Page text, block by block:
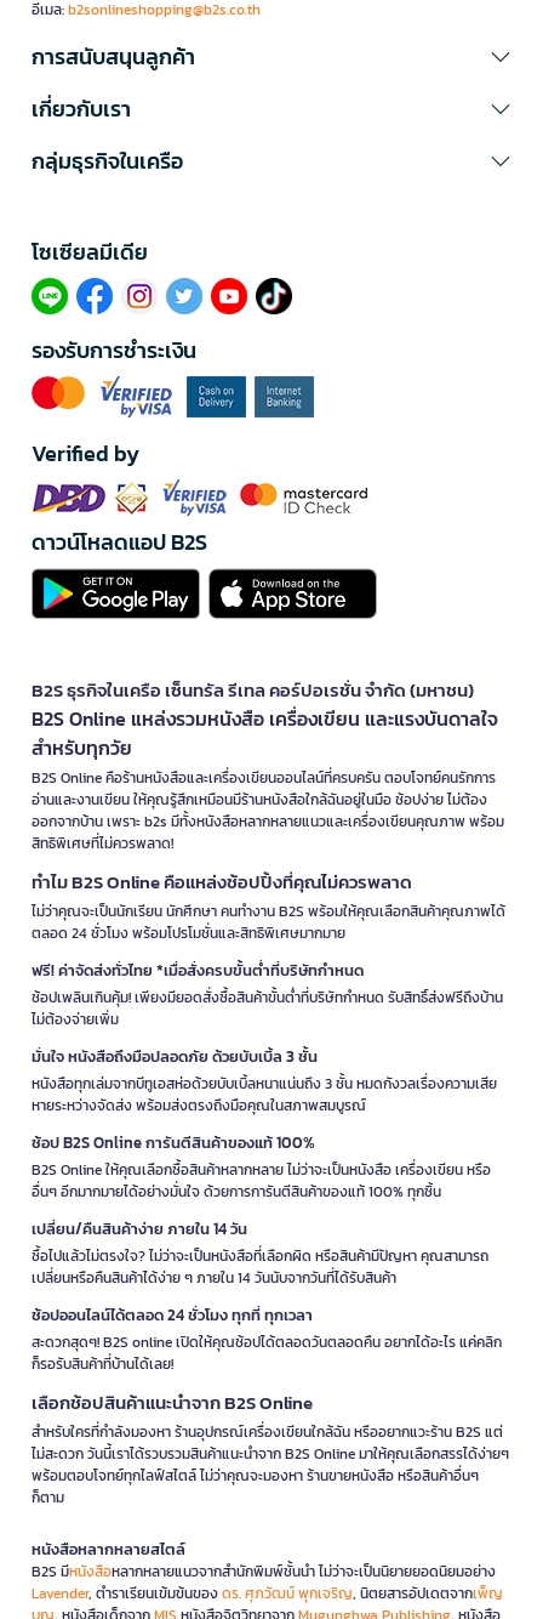
อีเมล:b2sonlineshopping@b2s.co.th
การสนับสนุนลูกค้า
เกี่ยวกับเรา
กลุ่มธุรกิจในเครือ
โซเซียลมีเดีย​
รองรับการชำระเงิน
Verified by
ดาวน์โหลดแอป B2S
B2S ธุรกิจในเครือ เซ็นทรัล รีเทล คอร์ปอเรชั่น จำกัด (มหาชน)
B2S Online แหล่งรวมหนังสือ เครื่องเขียน และแรงบันดาลใจ
สำหรับทุกวัย
B2S Online คือร้านหนังสือและเครื่องเขียนออนไลน์ที่ครบครัน ตอบโจทย์คนรักการ
อ่านและงานเขียน ให้คุณรู้สึกเหมือนมีร้านหนังสือใกล้ฉันอยู่ในมือ ช้อปง่าย ไม่ต้อง
ออกจากบ้าน เพราะ b2s มีทั้งหนังสือหลากหลายแนวและเครื่องเขียนคุณภาพ พร้อม
สิทธิพิเศษที่ไม่ควรพลาด!
ทำไม B2S Online คือแหล่งช้อปปิ้งที่คุณไม่ควรพลาด
ไม่ว่าคุณจะเป็นนักเรียน นักศึกษา คนทำงาน B2S พร้อมให้คุณเลือกสินค้าคุณภาพได้
ตลอด 24 ชั่วโมง พร้อมโปรโมชั่นและสิทธิพิเศษมากมาย
ฟรี! ค่าจัดส่งทั่วไทย *เมื่อสั่งครบขั้นต่ำที่บริษัทกำหนด
ช้อปเพลินเกินคุ้ม! เพียงมียอดสั่งซื้อสินค้าขั้นต่ำที่บริษัทกำหนด รับสิทธิ์ส่งฟรีถึงบ้าน
ไม่ต้องจ่ายเพิ่ม
มั่นใจ หนังสือถึงมือปลอดภัย ด้วยบับเบิ้ล 3 ชั้น
หนังสือทุกเล่มจากบีทูเอสห่อด้วยบับเบิ้ลหนาแน่นถึง 3 ชั้น หมดกังวลเรื่องความเสีย
หายระหว่างจัดส่ง พร้อมส่งตรงถึงมือคุณในสภาพสมบูรณ์
ช้อป B2S Online การันตีสินค้าของแท้ 100%
B2S Online ให้คุณเลือกซื้อสินค้าหลากหลาย ไม่ว่าจะเป็นหนังสือ เครื่องเขียน หรือ
อื่นๆ อีกมากมายได้อย่างมั่นใจ ด้วยการการันตีสินค้าของแท้ 100% ทุกชิ้น
เปลี่ยน/คืนสินค้าง่าย ภายใน 14 วัน
ซื้อไปแล้วไม่ตรงใจ? ไม่ว่าจะเป็นหนังสือที่เลือกผิด หรือสินค้ามีปัญหา คุณสามารถ
เปลี่ยนหรือคืนสินค้าได้ง่าย ๆ ภายใน 14 วันนับจากวันที่ได้รับสินค้า
ช้อปออนไลน์ได้ตลอด 24 ชั่วโมง ทุกที่ ทุกเวลา
สะดวกสุดๆ! B2S online เปิดให้คุณช้อปได้ตลอดวันตลอดคืน อยากได้อะไร แค่คลิก
ก็รอรับสินค้าที่บ้านได้เลย!
เลือกช้อปสินค้าแนะนำจาก B2S Online
สำหรับใครที่กำลังมองหา ร้านอุปกรณ์เครื่องเขียนใกล้ฉัน หรืออยากแวะร้าน B2S แต่
ไม่สะดวก วันนี้เราได้รวบรวมสินค้าแนะนำจาก B2S Online มาให้คุณเลือกสรรได้ง่ายๆ
พร้อมตอบโจทย์ทุกไลฟ์สไตล์ ไม่ว่าคุณจะมองหา ร้านขายหนังสือ หรือสินค้าอื่นๆ
ก็ตาม
หนังสือหลากหลายสไตล์
B2S มีหนังสือหลากหลายแนวจากสำนักพิมพ์ชั้นนำ ไม่ว่าจะเป็นนิยายยอดนิยมอย่าง
Lavender, ตำราเรียนเข้มข้นของดร. ศุภวัฒน์ พุกเจริญ, นิตยสารอัปเดตจากเพ็ญ